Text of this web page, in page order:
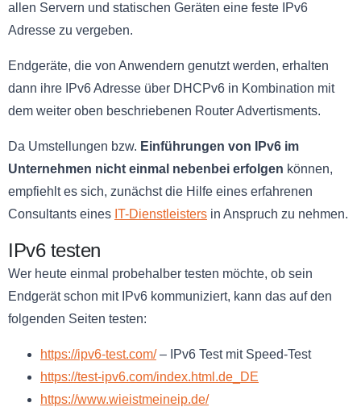
allen Servern und statischen Geräten eine feste IPv6
Adresse zu vergeben.
Endgeräte, die von Anwendern genutzt werden, erhalten
dann ihre IPv6 Adresse über DHCPv6 in Kombination mit
dem weiter oben beschriebenen Router Advertisments.
Da Umstellungen bzw. Einführungen von IPv6 im
Unternehmen nicht einmal nebenbei erfolgen können,
empfiehlt es sich, zunächst die Hilfe eines erfahrenen
Consultants eines IT-Dienstleisters in Anspruch zu nehmen.
IPv6 testen
Wer heute einmal probehalber testen möchte, ob sein
Endgerät schon mit IPv6 kommuniziert, kann das auf den
folgenden Seiten testen:
https://ipv6-test.com/– IPv6 Test mit Speed-Test
https://test-ipv6.com/index.html.de_DE
https://www.wieistmeineip.de/